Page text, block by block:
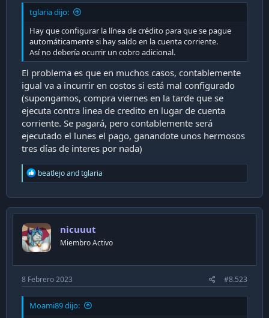
tglaria dijo:
Hay que configurar la línea de crédito para que se pague
automáticamente si hay saldo en la cuenta corriente.
Así no debería ocurrir un cobro adicional.
El problema es que en muchos casos, contablemente
igual va a incurrir en costos si está mal configurado
(supongamos, compra viernes en la tarde que se
ejecuta contra linea de credito en lugar de cuenta
corriente. Se pagará, pero contablemente será
ejecutado el lunes el pago, ganandote unos hermosos
tres días de interes por nada)
R
e
c
t
o
n
s
beatlejoandtglaria
nicuuut
Miembro Activo
8 Febrero 2023 #8.523
Moami89 dijo: